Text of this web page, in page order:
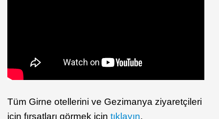
Tüm Girne otellerini ve Gezimanya ziyaretçileri
için fırsatları görmek için tıklayın.